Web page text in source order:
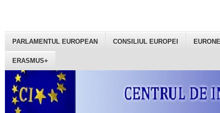
PARLAMENTUL EUROPEAN CONSILIUL EUROPEI
ERASMUS+